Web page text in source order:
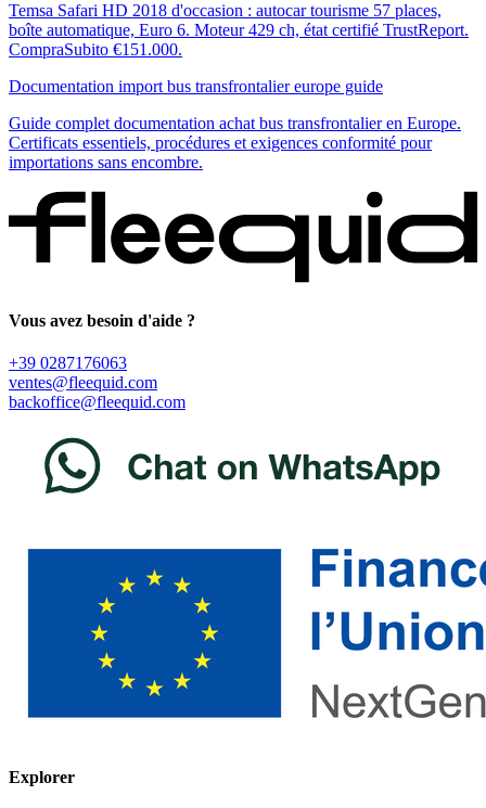
Temsa Safari HD 2018 d'occasion : autocar tourisme 57 places,
boîte automatique, Euro 6. Moteur 429 ch, état certifié TrustReport.
CompraSubito €151.000.
Documentation import bus transfrontalier europe guide
Guide complet documentation achat bus transfrontalier en Europe.
Certificats essentiels, procédures et exigences conformité pour
importations sans encombre.
Vous avez besoin d'aide ?
+39 0287176063
ventes@fleequid.com
backoffice@fleequid.com
Explorer